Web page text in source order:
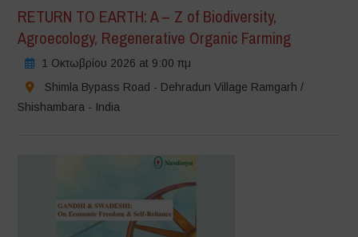
RETURN TO EARTH: A – Z of Biodiversity,
Agroecology, Regenerative Organic Farming
1 Οκτωβρίου 2026 at 9:00 πμ
Shimla Bypass Road - Dehradun Village Ramgarh /
Shishambara - India